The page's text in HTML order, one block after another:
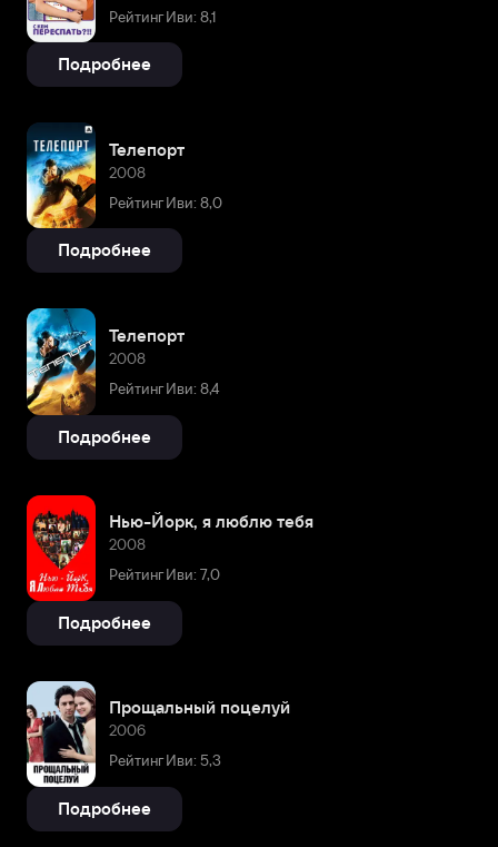
Рейтинг Иви: 8,1
Подробнее
Телепорт
2008
Рейтинг Иви: 8,0
Подробнее
Телепорт
2008
Рейтинг Иви: 8,4
Подробнее
Нью-Йорк, я люблю тебя
2008
Рейтинг Иви: 7,0
Подробнее
Прощальный поцелуй
2006
Рейтинг Иви: 5,3
Подробнее